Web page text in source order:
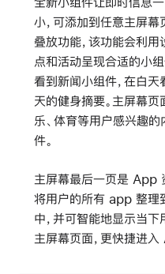
小，可添加到任意主屏幕
叠放功能，该功能会利用
点和活动呈现合适的小
看到新闻小组件，在白天
天的健身摘要。主屏幕页
乐、体育等用户感兴趣
件。
主屏幕最后一页是 App
将用户的所有 app 整理
中，并可智能地显示当
主屏幕页面，更快捷进入